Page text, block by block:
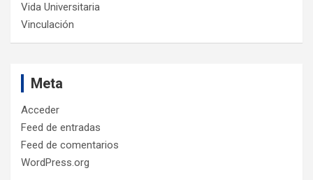
Vida Universitaria
Vinculación
Meta
Acceder
Feed de entradas
Feed de comentarios
WordPress.org